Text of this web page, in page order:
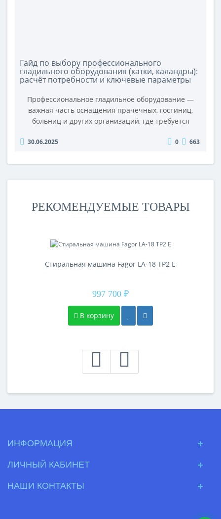
Гайд по выбору профессионального
гладильного оборудования (катки, каландры):
расчёт потребности и ключевые параметры
Профессиональное гладильное оборудование —
важная часть оснащения прачечных, гостиниц,
больниц и других организаций, где требуется
правильного выбора катков или каландров зависит
на эксплуатацию. В этой статье мы расскажем, как
30.06.2025 0 663
РЕКОМЕНДУЕМЫЕ ТОВАРЫ
Стиральная машина Fagor LA-18 TP2 E
997 700 ₽
В корзину
ИНФОРМАЦИЯ
ЛИЧНЫЙ КАБИНЕТ
НАШИ КОНТАКТЫ